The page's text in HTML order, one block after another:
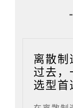
离散制
过去，
选型首